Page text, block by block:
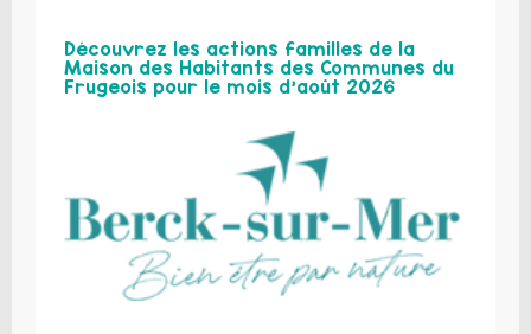
Découvrez les actions familles de la
Maison des Habitants des Communes du
Frugeois pour le mois d’août 2026